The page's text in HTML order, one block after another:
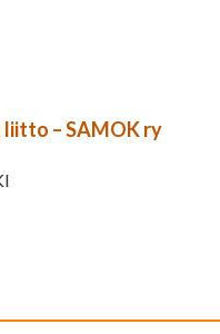
liitto – SAMOK ry